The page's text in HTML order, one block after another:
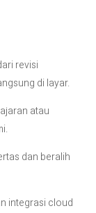
revisi
di layar.
atau
dan beralih
integrasi cloud